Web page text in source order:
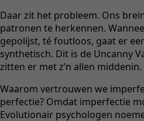
Daar zit het probleem. Ons
patronen te herkennen.
gepolijst, té foutloos, gaat er
synthetisch. Dit is de Uncanny
zitten er met z’n allen middenin.
Waarom vertrouwen we
perfectie? Omdat imperfectie
Evolutionair psychologen